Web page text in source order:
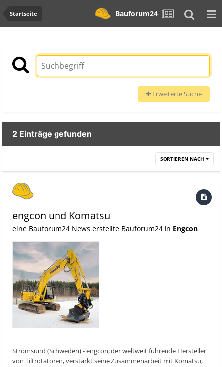
Startseite Bauforum24
Erweiterte Suche
2 Einträge gefunden
SORTIEREN NACH
engcon und Komatsu
eine Bauforum24 News erstellte Bauforum24 in Engcon
Strömsund (Schweden) - engcon, der weltweit führende Hersteller
von Tiltrotatoren, verstärkt seine Zusammenarbeit mit Komatsu,